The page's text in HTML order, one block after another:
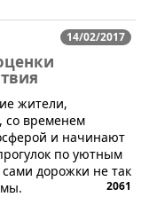
14/02/2017
жители,
со временем
и начинают
по уютным
дорожки не так
2061